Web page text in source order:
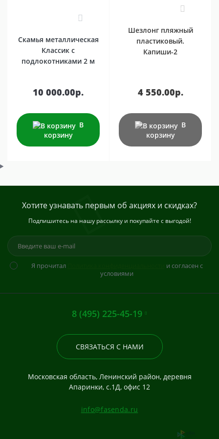
неоднократно были отмечены дипломами и медалями на
международных и инновационных выставках. За
небольшой период существования специалистами
компании проведена большая инновационная и
исследовательская работа, что подтверждается 5-ю
Скамья металлическая
Классик с
подлокотниками 2 м
10 000.00р.
В
корзину
Шезлонг пляжный
пластиковый.
Капиши-2
4 550.00р.
В
корзину
Хотите узнавать первым об акциях и скидках?
Подпишитесь на нашу рассылку и покупайте с выгодой!
Я прочитал
и согласен с
условиями
8 (495) 225-45-19
СВЯЗАТЬСЯ С НАМИ
Московская область, Ленинский район, деревня
Апаринки, с.1Д, офис 12
info@fasenda.ru